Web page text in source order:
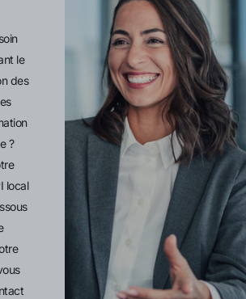
le
des
?
local